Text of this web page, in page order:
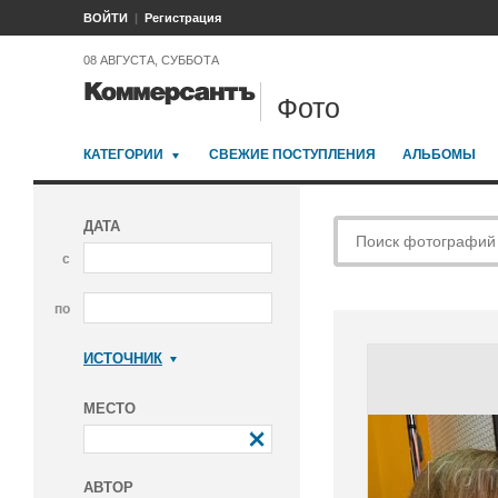
ВОЙТИ Регистрация
08 АВГУСТА, СУББОТА
Фото
КАТЕГОРИИ СВЕЖИЕ ПОСТУПЛЕНИЯ АЛЬБОМЫ
ДАТА
с
по
ИСТОЧНИК
МЕСТО
АВТОР